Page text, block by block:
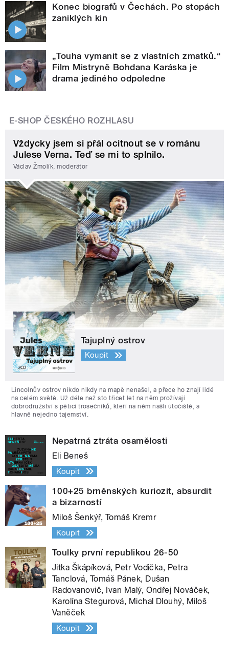
Konec biografů v Čechách. Po stopách
zaniklých kin
„Touha vymanit se z vlastních zmatků.“
Film Mistryně Bohdana Karáska je
drama jediného odpoledne
E-SHOP ČESKÉHO ROZHLASU
Vždycky jsem si přál ocitnout se v románu
Julese Verna. Teď se mi to splnilo.
Václav Žmolík, moderátor
Tajuplný ostrov
Koupit
Lincolnův ostrov nikdo nikdy na mapě nenašel, a přece ho znají lidé
na celém světě. Už déle než sto třicet let na něm prožívají
dobrodružství s pěticí trosečníků, kteří na něm našli útočiště, a
hlavně nejedno tajemství.
Nepatrná ztráta osamělosti
Eli Beneš
Koupit
100+25 brněnských kuriozit, absurdit
a bizarností
Miloš Šenkýř, Tomáš Kremr
Koupit
Toulky první republikou 26-50
Jitka Škápíková, Petr Vodička, Petra
Tanclová, Tomáš Pánek, Dušan
Radovanovič, Ivan Malý, Ondřej Nováček,
Karolína Stegurová, Michal Dlouhý, Miloš
Vaněček
Koupit